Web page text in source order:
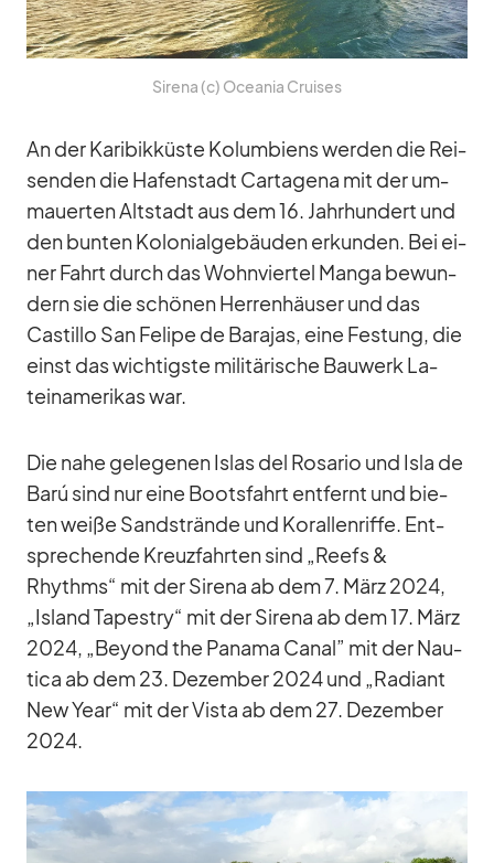
Si­rena (c) Ocea­nia Crui­ses
An der Ka­ri­bik­küste Ko­lum­bi­ens wer­den die Rei­
sen­den die Ha­fen­stadt Car­ta­gena mit der um­
mau­er­ten Alt­stadt aus dem 16. Jahr­hun­dert und
den bun­ten Ko­lo­ni­al­ge­bäu­den er­kun­den. Bei ei­
ner Fahrt durch das Wohn­vier­tel Manga be­wun­
dern sie die schö­nen Her­ren­häu­ser und das
Cas­tillo San Fe­lipe de Ba­ra­jas, eine Fes­tung, die
einst das wich­tigste mi­li­tä­ri­sche Bau­werk La­
tein­ame­ri­kas war.
Die nahe ge­le­ge­nen Is­las del Ro­sa­rio und Isla de
Barú sind nur eine Boots­fahrt ent­fernt und bie­
ten weiße Sand­strände und Ko­ral­len­riffe. Ent­
spre­chende Kreuz­fahr­ten sind „Reefs &
Rhythms“ mit der Si­rena ab dem 7. März 2024,
„Is­land Tapestry“ mit der Si­rena ab dem 17. März
2024, „Bey­ond the Pa­nama Ca­nal” mit der Nau­
tica ab dem 23. De­zem­ber 2024 und „Ra­di­ant
New Year“ mit der Vista ab dem 27. De­zem­ber
2024.